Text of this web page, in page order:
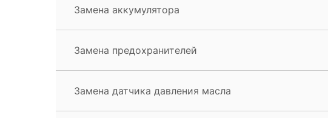
Замена аккумулятора
Замена предохранителей
Замена датчика давления масла